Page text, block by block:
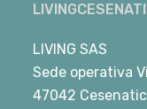
LIVING SAS
Sede operativa
47042